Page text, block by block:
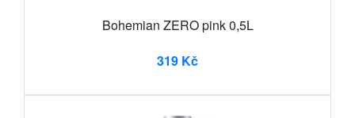
Bohemian ZERO pink 0,5L
319 Kč